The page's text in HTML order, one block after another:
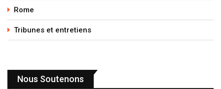
Rome
Tribunes et entretiens
Nous Soutenons